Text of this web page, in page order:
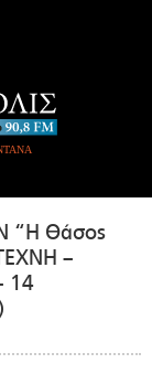
“Η Θάσος
–
14